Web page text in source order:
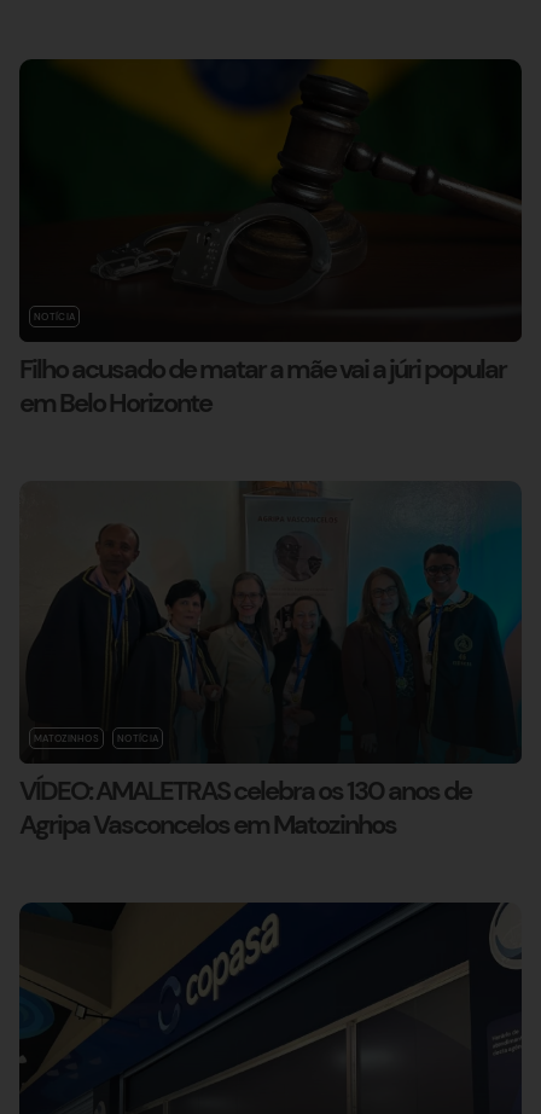
NOTÍCIA
Filho acusado de matar a mãe vai a júri popular
em Belo Horizonte
MATOZINHOS NOTÍCIA
VÍDEO: AMALETRAS celebra os 130 anos de
Agripa Vasconcelos em Matozinhos